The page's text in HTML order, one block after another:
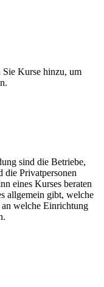
Sie Kurse hinzu, um
sind die Betriebe,
die Privatpersonen
eines Kurses beraten
allgemein gibt, welche
welche Einrichtung